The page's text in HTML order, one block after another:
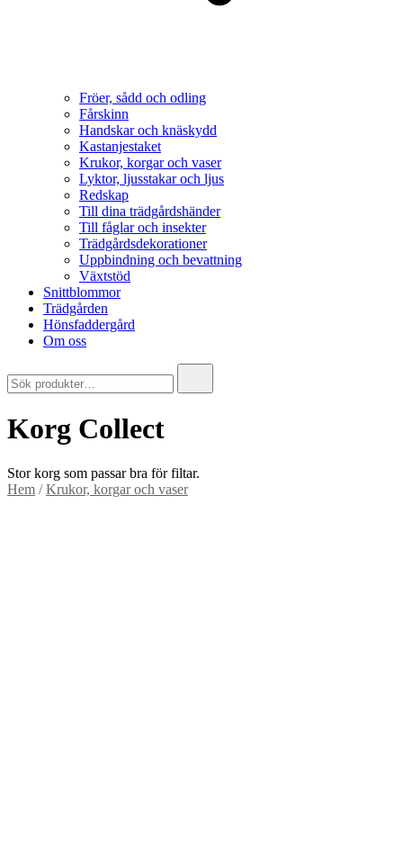
Fröer, sådd och odling
Fårskinn
Handskar och knäskydd
Kastanjestaket
Krukor, korgar och vaser
Lyktor, ljusstakar och ljus
Redskap
Till dina trädgårdshänder
Till fåglar och insekter
Trädgårdsdekorationer
Uppbindning och bevattning
Växtstöd
Snittblommor
Trädgården
Hönsfaddergård
Om oss
for:
Korg Collect
Stor korg som passar bra för filtar.
Hem /Krukor, korgar och vaser